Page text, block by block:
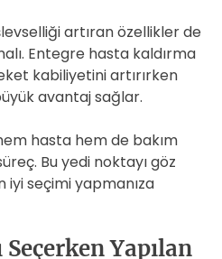
artıran özellikler de
Entegre hasta kaldırma
kabiliyetini artırırken
avantaj sağlar.
hasta hem de bakım
Bu yedi noktayı göz
iyi seçimi yapmanıza
Yapılan